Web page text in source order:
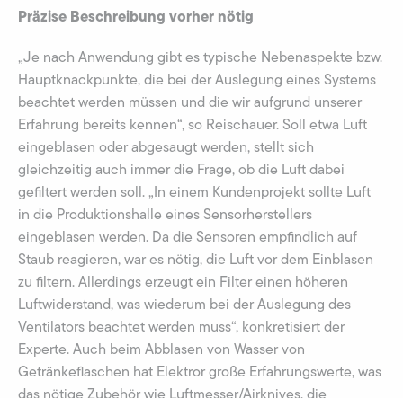
Präzise Beschreibung vorher nötig
„Je nach Anwendung gibt es typische Nebenaspekte bzw.
Hauptknackpunkte, die bei der Auslegung eines Systems
beachtet werden müssen und die wir aufgrund unserer
Erfahrung bereits kennen“, so Reischauer. Soll etwa Luft
eingeblasen oder abgesaugt werden, stellt sich
gleichzeitig auch immer die Frage, ob die Luft dabei
gefiltert werden soll. „In einem Kundenprojekt sollte Luft
in die Produktionshalle eines Sensorherstellers
eingeblasen werden. Da die Sensoren empfindlich auf
Staub reagieren, war es nötig, die Luft vor dem Einblasen
zu filtern. Allerdings erzeugt ein Filter einen höheren
Luftwiderstand, was wiederum bei der Auslegung des
Ventilators beachtet werden muss“, konkretisiert der
Experte. Auch beim Abblasen von Wasser von
Getränkeflaschen hat Elektror große Erfahrungswerte, was
das nötige Zubehör wie Luftmesser/Airknives, die